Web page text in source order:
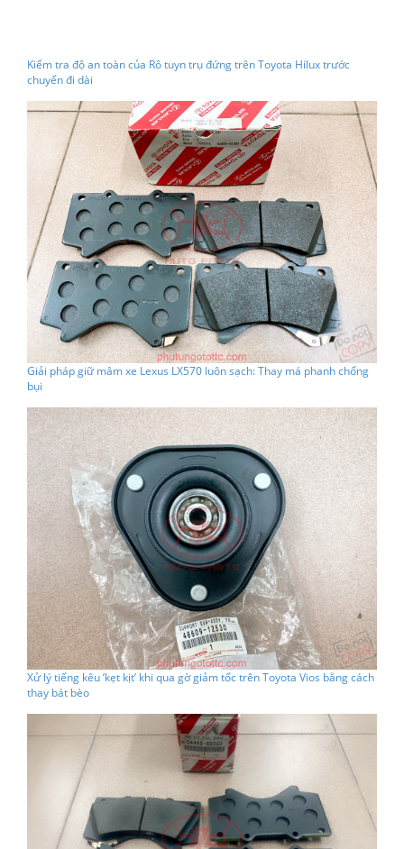
Kiểm tra độ an toàn của Rô tuyn trụ đứng trên Toyota Hilux trước
chuyến đi dài
Giải pháp giữ mâm xe Lexus LX570 luôn sạch: Thay má phanh chống
bụi
Xử lý tiếng kêu ’kẹt kịt’ khi qua gờ giảm tốc trên Toyota Vios bằng cách
thay bát bèo